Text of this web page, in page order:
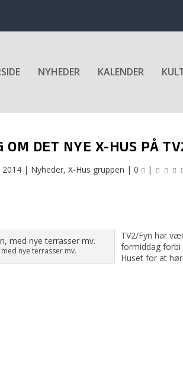
NYHEDER KALENDER
OM DET NYE X-HUS PÅ
2014 | Nyheder,X-Hus gruppen |0 |
nye terrasser mv.
TV2/Fyn har
formiddag forbi
Huset for at